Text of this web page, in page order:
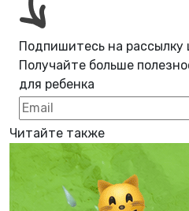
Подпишитесь на рассылку
Получайте больше
для ребенка
Читайте также